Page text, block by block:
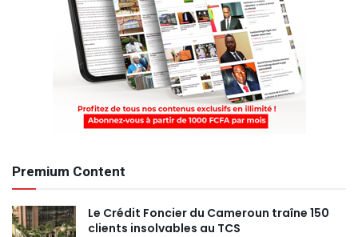
Premium Content
Le Crédit Foncier du Cameroun traîne 150
clients insolvables au TCS